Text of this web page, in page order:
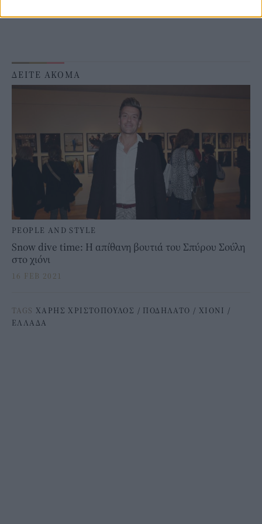
ΔΕΙΤΕ ΑΚΟΜΑ
PEOPLE AND STYLE
Snow dive time: H απίθανη βουτιά του Σπύρου Σούλη
στο χιόνι
16 FEB 2021
TAGS ΧΑΡΗΣ ΧΡΙΣΤΟΠΟΥΛΟΣ / ΠΟΔΗΛΑΤΟ / ΧΙΟΝΙ /
ΕΛΛΑΔΑ